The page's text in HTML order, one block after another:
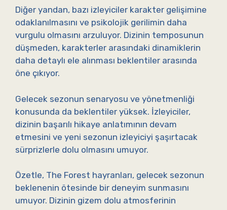
Diğer yandan, bazı izleyiciler karakter gelişimine
odaklanılmasını ve psikolojik gerilimin daha
vurgulu olmasını arzuluyor. Dizinin temposunun
düşmeden, karakterler arasındaki dinamiklerin
daha detaylı ele alınması beklentiler arasında
öne çıkıyor.
Gelecek sezonun senaryosu ve yönetmenliği
konusunda da beklentiler yüksek. İzleyiciler,
dizinin başarılı hikaye anlatımının devam
etmesini ve yeni sezonun izleyiciyi şaşırtacak
sürprizlerle dolu olmasını umuyor.
Özetle, The Forest hayranları, gelecek sezonun
beklenenin ötesinde bir deneyim sunmasını
umuyor. Dizinin gizem dolu atmosferinin